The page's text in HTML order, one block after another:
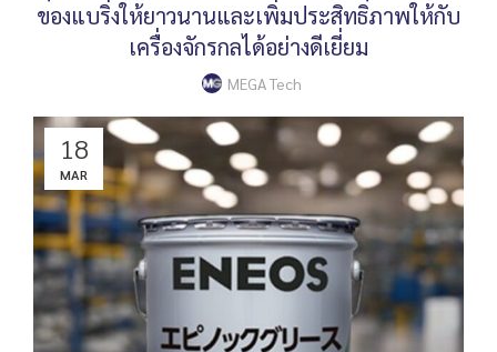
ของแบริ่งให้ยาวนานและเพิ่มประสิทธิภาพให้กับ
เครื่องจักรกลได้อย่างดีเยี่ยม
MEGA Tech
18
MAR